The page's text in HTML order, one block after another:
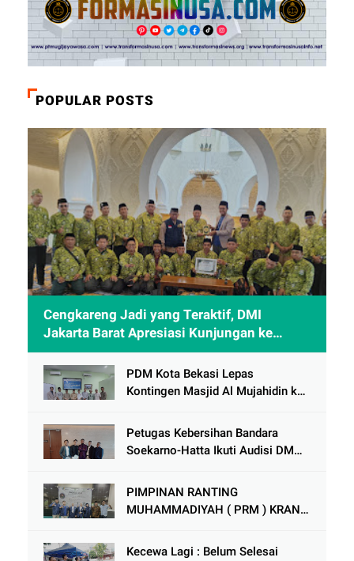
POPULAR POSTS
Cengkareng Jadi yang Teraktif, DMI
Jakarta Barat Apresiasi Kunjungan ke
Sheikh Zayed Solo
PDM Kota Bekasi Lepas
Kontingen Masjid Al Mujahidin ke
Petugas Kebersihan Bandara
Soekarno-Hatta Ikuti Audisi DMD
PIMPINAN RANTING
MUHAMMADIYAH ( PRM ) KRANJI
MUHAMMAdIYAH KE 113
Kecewa Lagi : Belum Selesai